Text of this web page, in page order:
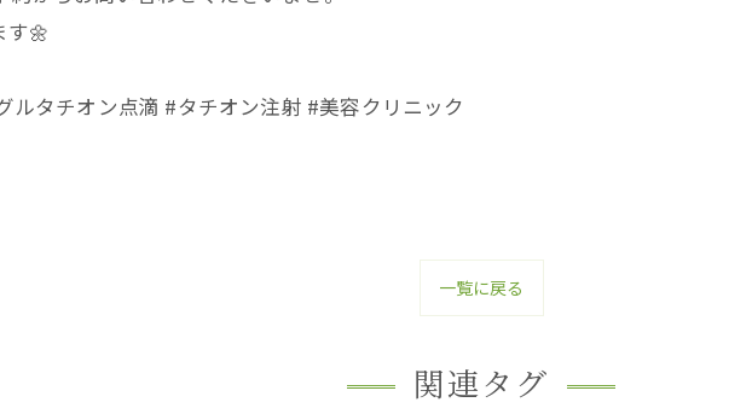
す🌼
ルタチオン点滴 #タチオン注射 #美容クリニック
一覧に戻る
関連タグ